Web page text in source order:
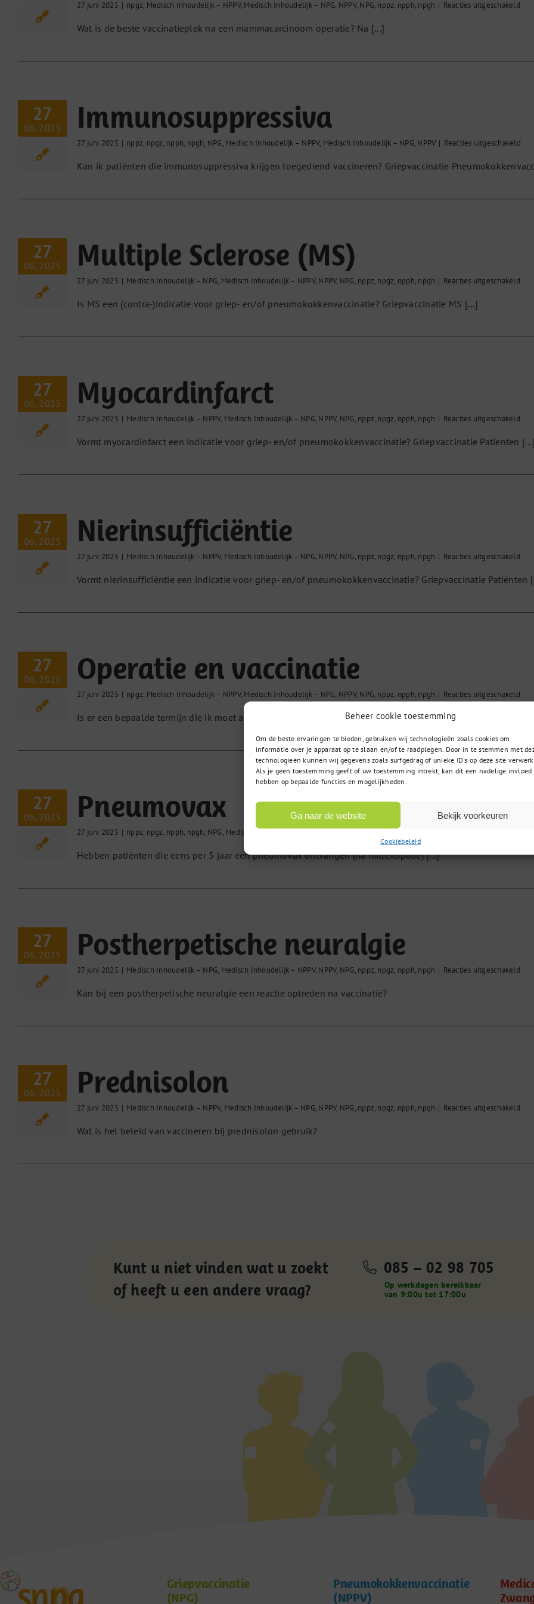
Beheer cookie toestemming
Om de beste ervaringen te bieden, gebruiken wij technologieën zoals cookies om
informatie over je apparaat op te slaan en/of te raadplegen. Door in te stemmen met
technologieën kunnen wij gegevens zoals surfgedrag of unieke ID's op deze site
Als je geen toestemming geeft of uw toestemming intrekt, kan dit een nadelige invloed
hebben op bepaalde functies en mogelijkheden.
Ga naar de website Bekijk voorkeuren
Cookiebeleid
27 juni 2025 | npgz, Medisch Inhoudelijk – NPPV, Medisch Inhoudelijk – NPG, NPPV, NPG, nppz, npph, npgh | Reacties uitgeschakeldvoor
Wat is de beste vaccinatieplek na een mammacarcinoom operatie? Na [...]
27
06, 2025 Immunosuppressiva
27 juni 2025 | nppz, npgz, npph, npgh, NPG, Medisch Inhoudelijk – NPPV, Medisch Inhoudelijk – NPG, NPPV | Reacties uitgeschakeldvoor
Kan ik patiënten die immunosuppressiva krijgen toegediend vaccineren? Griepvaccinatie
27
06, 2025 Multiple Sclerose (MS)
27 juni 2025 | Medisch Inhoudelijk – NPG, Medisch Inhoudelijk – NPPV, NPPV, NPG, nppz, npgz, npph, npgh | Reacties uitgeschakeldvoor
Is MS een (contra-)indicatie voor griep- en/of pneumokokkenvaccinatie? Griepvaccinatie MS [...]
27
06, 2025 Myocardinfarct
27 juni 2025 | Medisch Inhoudelijk – NPPV, Medisch Inhoudelijk – NPG, NPPV, NPG, nppz, npgz, npph, npgh | Reacties uitgeschakeldvoor
Vormt myocardinfarct een indicatie voor griep- en/of pneumokokkenvaccinatie? Griepvaccinatie Patiënten [...]
27
06, 2025 Nierinsufficiëntie
27 juni 2025 | Medisch Inhoudelijk – NPPV, Medisch Inhoudelijk – NPG, NPPV, NPG, nppz, npgz, npph, npgh | Reacties uitgeschakeldvoor
Vormt nierinsufficiëntie een indicatie voor griep- en/of pneumokokkenvaccinatie? Griepvaccinatie Patiënten
27
06, 2025 Operatie en vaccinatie
27 juni 2025 | npgz, Medisch Inhoudelijk – NPPV, Medisch Inhoudelijk – NPG, NPPV, NPG, nppz, npph, npgh | Reacties uitgeschakeldvoor
Is er een bepaalde termijn die ik moet aanhouden tussen [...]
27
06, 2025 Pneumovax
27 juni 2025 | nppz, npgz, npph, npgh, NPG, Medisch Inhoudelijk – NPPV,Medisch Inhoudelijk – NPG
Hebben patiënten die eens per 5 jaar een pneumovax ontvangen (na miltextipatie) [...]
27
06, 2025 Postherpetische neuralgie
27 juni 2025 | Medisch Inhoudelijk – NPG, Medisch Inhoudelijk – NPPV, NPPV, NPG, nppz, npgz, npph, npgh | Reacties uitgeschakeldvoor
Kan bij een postherpetische neuralgie een reactie optreden na vaccinatie?
27
06, 2025 Prednisolon
27 juni 2025 | Medisch Inhoudelijk – NPPV, Medisch Inhoudelijk – NPG, NPPV, NPG, nppz, npgz, npph, npgh | Reacties uitgeschakeldvoor
Wat is het beleid van vaccineren bij prednisolon gebruik?
Kunt u niet vinden wat u zoekt
of heeft u een andere vraag?
085 – 02 98 705
Op werkdagen bereikbaar
van 9:00u tot 17:00u
Griepvaccinatie
(NPG)
Pneumokokkenvaccinatie
(NPPV)